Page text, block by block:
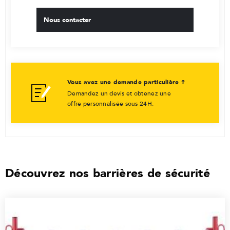
Nous contacter
Vous avez une demande particulière ?
Demandez un devis et obtenez une
offre personnalisée sous 24H.
Découvrez nos barrières de sécurité